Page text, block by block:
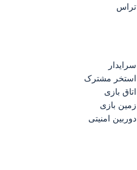
تراس
سرایدار
استخر مشترک
اتاق بازی
زمین بازی
دوربین امنیتی